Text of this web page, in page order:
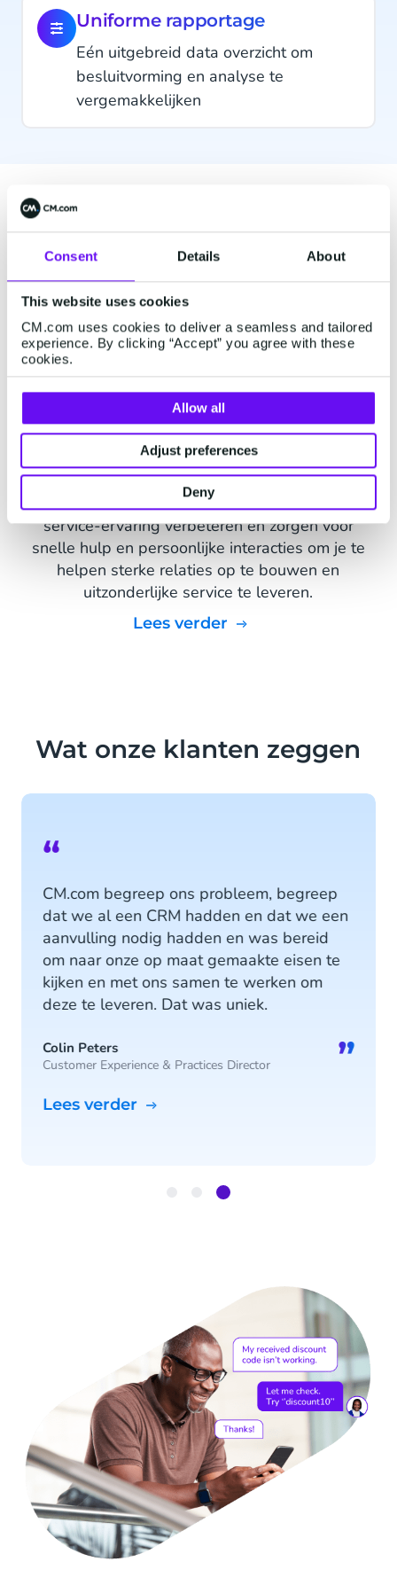
Consent Details About
This website uses cookies
CM.com uses cookies to deliver a seamless and tailored
experience. By clicking “Accept” you agree with these
cookies.
Allow all
Adjust preferences
Deny
Uniforme rapportage
Eén uitgebreid data overzicht om
besluitvorming en analyse te
vergemakkelijken
expert
Je Meta Business Partner bij
voorkeur
Bij CM.com richten we ons op de behoeften van
jouw klantenservice. We bieden tools die jouw
service-ervaring verbeteren en zorgen voor
snelle hulp en persoonlijke interacties om je te
helpen sterke relaties op te bouwen en
uitzonderlijke service te leveren.
Lees verder
Wat onze klanten zeggen
“
CM.com begreep ons probleem, begreep
dat we al een CRM hadden en dat we een
aanvulling nodig hadden en was bereid
om naar onze op maat gemaakte eisen te
kijken en met ons samen te werken om
deze te leveren. Dat was uniek.
Colin Peters
Customer Experience & Practices Director ”
Lees verder